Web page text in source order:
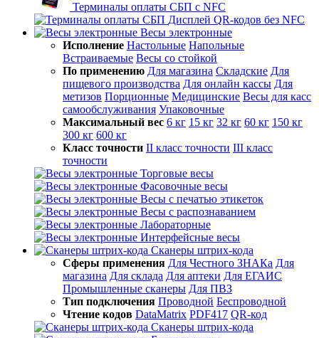
Терминалы оплаты СБП с NFC
Дисплей QR-кодов без NFC
Весы электронные
Исполнение Настольные Напольные
Встраиваемые Весы со стойкой
По применению Для магазина Складские Для
пищевого производства Для онлайн кассы Для
метизов Порционные Медицинские Весы для касс
самообслуживания Упаковочные
Максимальный вес 6 кг 15 кг 32 кг 60 кг 150 кг
300 кг 600 кг
Класс точности II класс точности III класс
точности
Торговые весы
Фасовочные весы
Весы с печатью этикеток
Весы с распознаванием
Лабораторные
Интерфейсные весы
Сканеры штрих-кода
Сферы применения Для Честного ЗНАКа Для
магазина Для склада Для аптеки Для ЕГАИС
Промышленные сканеры Для ПВЗ
Тип подключения Проводной Беспроводной
Чтение кодов DataMatrix PDF417 QR-код
Сканеры штрих-кода